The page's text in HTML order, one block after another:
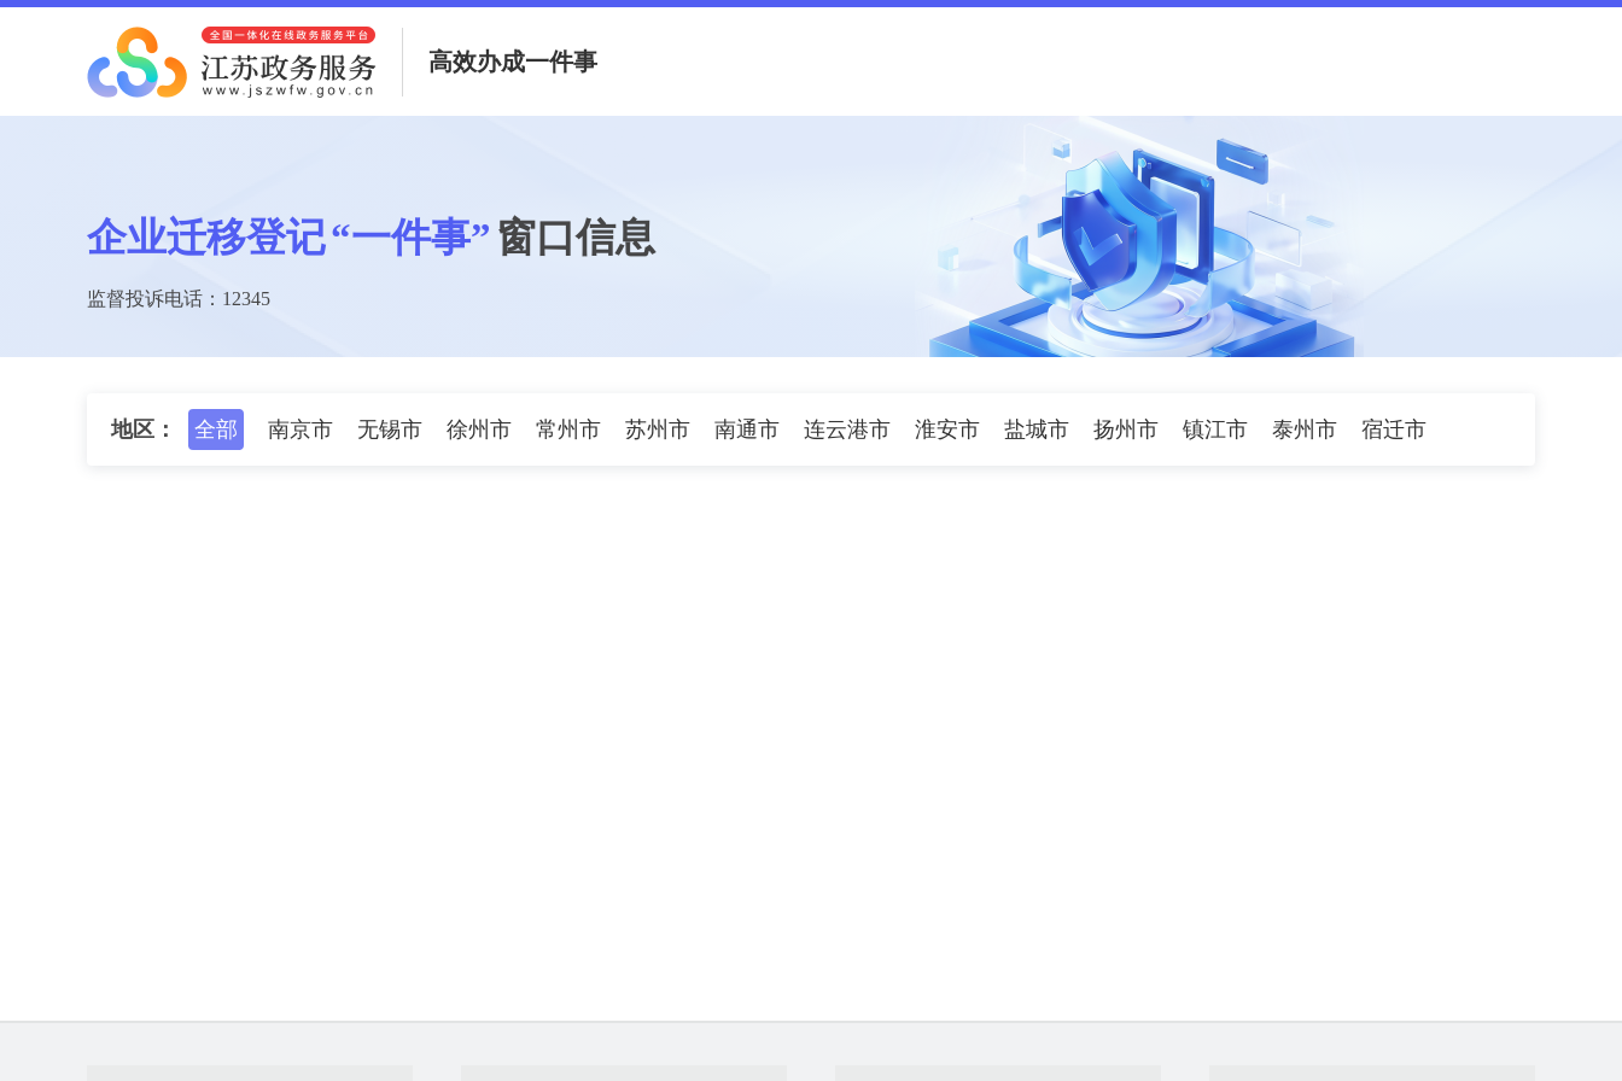
高效办成一件事
企业迁移登记“一件事” 窗口信息
监督投诉电话：12345
地区： 全部 南京市 无锡市 徐州市 常州市 苏州市 南通市 连云港市 淮安市 盐城市 扬州市 镇江市 泰州市 宿迁市